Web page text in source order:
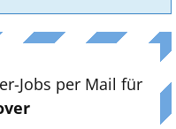
Jobs per Mail für